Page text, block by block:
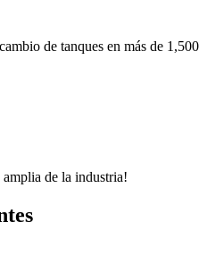
de tanques en más de 1,500
amplia de la industria!